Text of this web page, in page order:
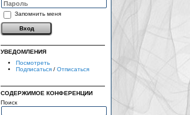
Запомнить меня
УВЕДОМЛЕНИЯ
Посмотреть
Подписаться/ Отписаться
СОДЕРЖИМОЕ КОНФЕРЕНЦИИ
Поиск